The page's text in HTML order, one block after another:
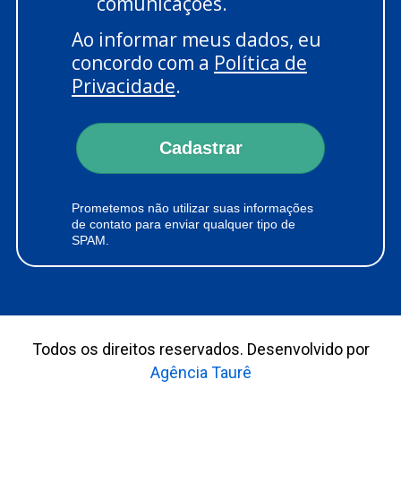
Ao informar meus dados, eu
concordo com a Política de
Privacidade.
Cadastrar
Prometemos não utilizar suas informações
de contato para enviar qualquer tipo de
SPAM.
Todos os direitos reservados. Desenvolvido por
Agência Taurê